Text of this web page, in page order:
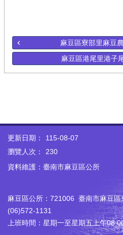
麻豆區寮部里麻豆
麻豆區港尾里港子
更新日期：
115-08-07
瀏覽人次：
230
資料維護：臺南市麻豆區公所
麻豆區公所：721006 臺南市麻豆
(06)572-1131
上班時間：星期一至星期五上午